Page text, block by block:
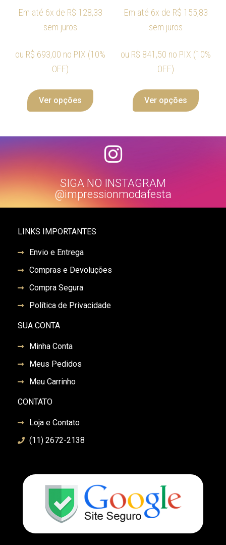
Em até 6x de R$ 128,33
sem juros
ou R$ 693,00 no PIX (10%
OFF)
Ver opções
Em até 6x de R$ 155,83
sem juros
ou R$ 841,50 no PIX (10%
OFF)
Ver opções
SIGA NO INSTAGRAM
@impressionmodafesta
LINKS IMPORTANTES
Envio e Entrega
Compras e Devoluções
Compra Segura
Política de Privacidade
SUA CONTA
Minha Conta
Meus Pedidos
Meu Carrinho
CONTATO
Loja e Contato
(11) 2672-2138